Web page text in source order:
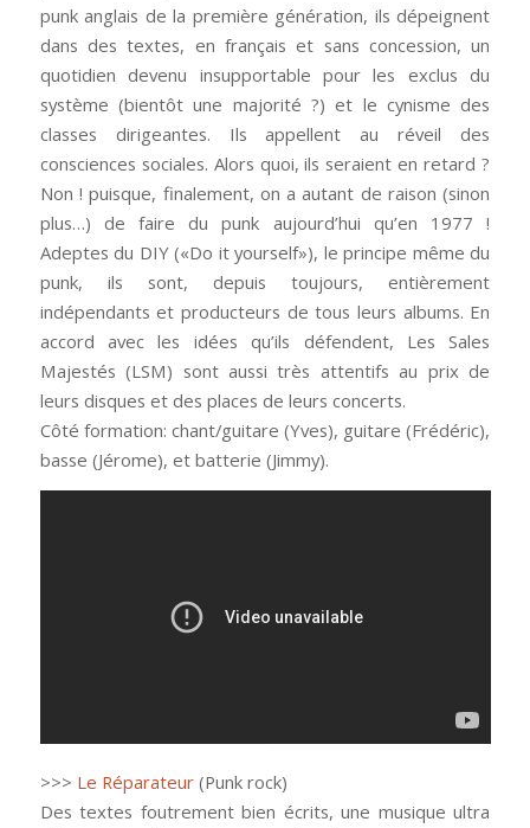
punk anglais de la première génération, ils dépeignent
dans des textes, en français et sans concession, un
quotidien devenu insupportable pour les exclus du
système (bientôt une majorité ?) et le cynisme des
classes dirigeantes. Ils appellent au réveil des
consciences sociales. Alors quoi, ils seraient en retard ?
Non ! puisque, finalement, on a autant de raison (sinon
plus…) de faire du punk aujourd’hui qu’en 1977 !
Adeptes du DIY («Do it yourself»), le principe même du
punk, ils sont, depuis toujours, entièrement
indépendants et producteurs de tous leurs albums. En
accord avec les idées qu’ils défendent, Les Sales
Majestés (LSM) sont aussi très attentifs au prix de
leurs disques et des places de leurs concerts.
Côté formation: chant/guitare (Yves), guitare (Frédéric),
basse (Jérome), et batterie (Jimmy).
>>> Le Réparateur(Punk rock)
Des textes foutrement bien écrits, une musique ultra